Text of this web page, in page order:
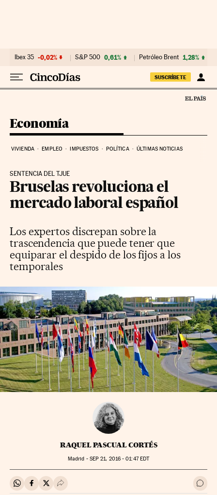
Ibex 35 -0,02% S&P 500 0,61% Petróleo Brent 1,28%
SUSCRÍBETE
Economía
VIVIENDA EMPLEO IMPUESTOS POLÍTICA ÚLTIMAS NOTICIAS
SENTENCIA DEL TJUE
Bruselas revoluciona el
mercado laboral español
Los expertos discrepan sobre la
trascendencia que puede tener que
equiparar el despido de los fijos a los
temporales
RAQUEL PASCUAL CORTÉS
Madrid - SEP 21, 2016 - 01:47EDT
Compartir en Whatsapp
Compartir en Facebook
Compartir en Twitter
Desplegar Redes Sociales Ir a